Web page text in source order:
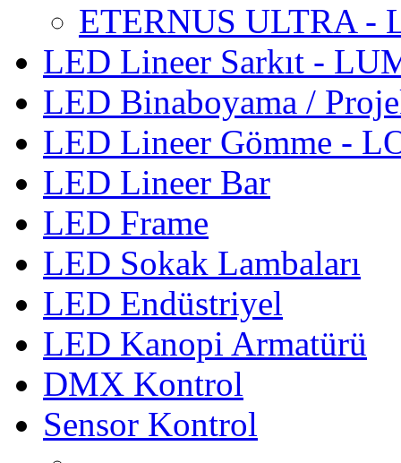
ETERNUS ULTRA -
LED Lineer Sarkıt -
LED Binaboyama /
LED Lineer Gömme -
LED Lineer Bar
LED Frame
LED Sokak Lambaları
LED Endüstriyel
LED Kanopi Armatürü
DMX Kontrol
Sensor Kontrol